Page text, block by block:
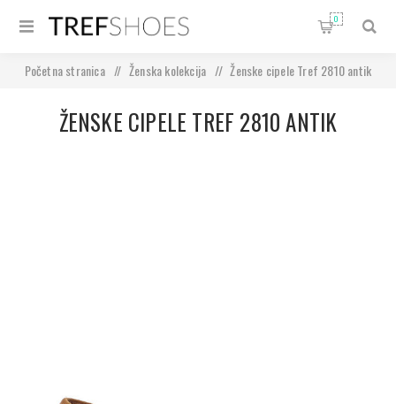
0
Početna stranica / Ženska kolekcija / Ženske cipele Tref 2810 antik
ŽENSKE CIPELE TREF 2810 ANTIK